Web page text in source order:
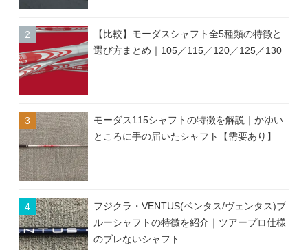
【比較】モーダスシャフト全5種類の特徴と
選び方まとめ｜105／115／120／125／130
モーダス115シャフトの特徴を解説｜かゆい
ところに手の届いたシャフト【需要あり】
フジクラ・VENTUS(ベンタス/ヴェンタス)ブ
ルーシャフトの特徴を紹介｜ツアープロ仕様
のブレないシャフト